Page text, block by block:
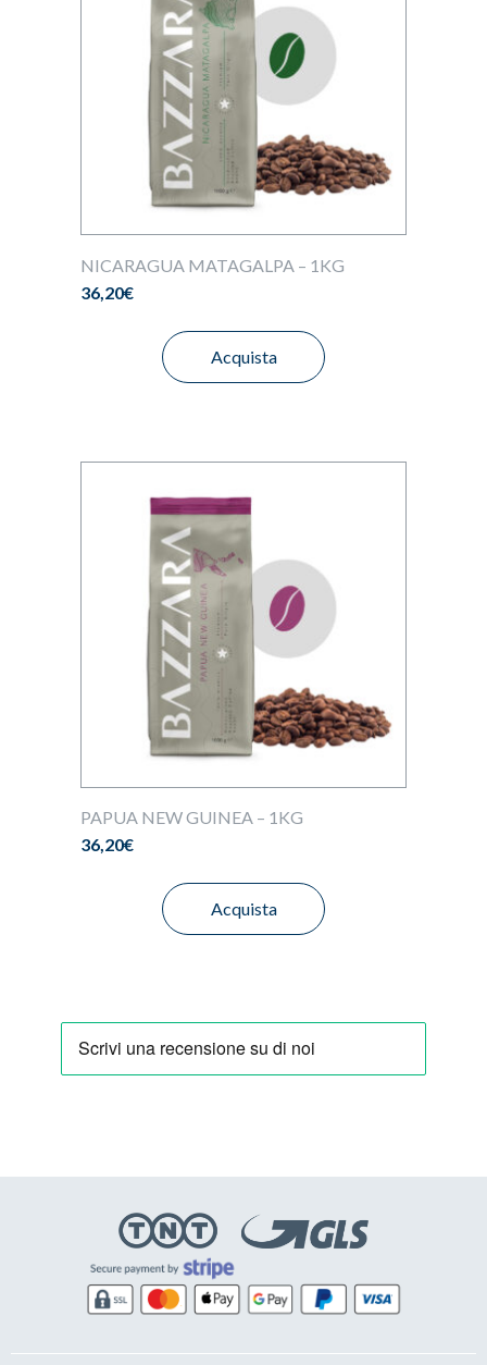
NICARAGUA MATAGALPA – 1KG
36,20€
Acquista
PAPUA NEW GUINEA – 1KG
36,20€
Acquista